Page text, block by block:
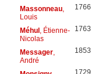
Massonneau,
Louis
1766
Méhul, Étienne-
Nicolas
1763
Messager,
André
1853
1729